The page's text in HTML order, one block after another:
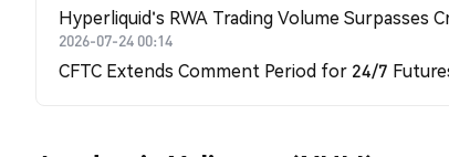
Hyperliquid's RWA Trading Volume Surpasses
2026-07-24 00:14
CFTC Extends Comment Period for 24/7